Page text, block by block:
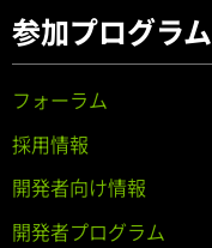
参加プログラム
フォーラム
採用情報
開発者向け情報
開発者プログラム